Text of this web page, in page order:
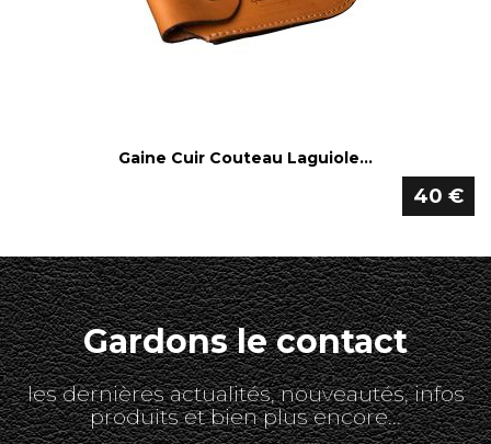
Gaine Cuir Couteau Laguiole...
40 €
Gardons le contact
les dernières actualités, nouveautés, infos
produits et bien plus encore...